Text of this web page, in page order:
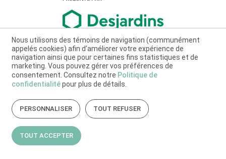
Nous utilisons des témoins de navigation (communément
appelés cookies) afin d’améliorer votre expérience de
navigation ainsi que pour certaines fins statistiques et de
marketing. Vous pouvez gérer vos préférences de
consentement. Consultez notre Politique de
confidentialitépour plus de détails.
PERSONNALISER TOUT REFUSER
TOUT ACCEPTER